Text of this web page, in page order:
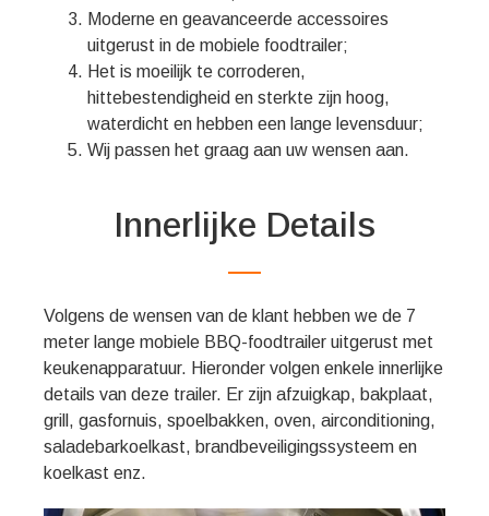
Moderne en geavanceerde accessoires
uitgerust in de mobiele foodtrailer;
Het is moeilijk te corroderen,
hittebestendigheid en sterkte zijn hoog,
waterdicht en hebben een lange levensduur;
Wij passen het graag aan uw wensen aan.
Innerlijke Details
Volgens de wensen van de klant hebben we de 7
meter lange mobiele BBQ-foodtrailer uitgerust met
keukenapparatuur. Hieronder volgen enkele innerlijke
details van deze trailer. Er zijn afzuigkap, bakplaat,
grill, gasfornuis, spoelbakken, oven, airconditioning,
saladebarkoelkast, brandbeveiligingssysteem en
koelkast enz.